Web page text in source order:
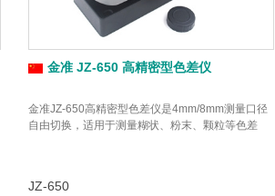
金准 JZ-650 高精密型色差仪
金准JZ-650高精密型色差仪是4mm/8mm测量口径
自由切换，适用于测量糊状、粉末、颗粒等色差
JZ-650